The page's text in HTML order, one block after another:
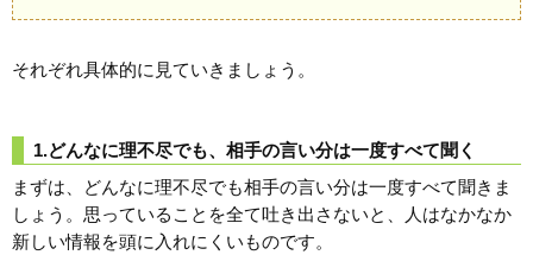
それぞれ具体的に見ていきましょう。
1.どんなに理不尽でも、相手の言い分は一度すべて聞く
まずは、どんなに理不尽でも相手の言い分は一度すべて聞きま
しょう。思っていることを全て吐き出さないと、人はなかなか
新しい情報を頭に入れにくいものです。